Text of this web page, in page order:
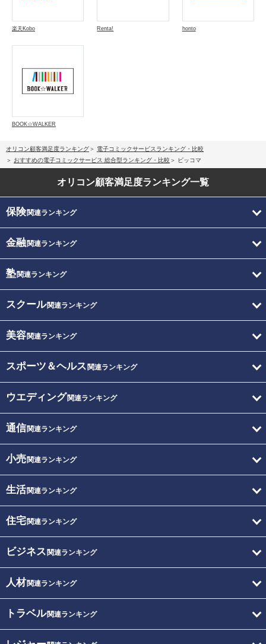
楽天Kobo Renta! honto
BOOK☆WALKER
オリコン顧客満足度ランキング
電子コミックサービスランキング・比較
おすすめの電子コミックサービス 総合型ランキング・比較
ピッコマ
オリコン顧客満足度ランキング一覧
保険関連ランキング
金融関連ランキング
塾関連ランキング
スクール関連ランキング
美容関連ランキング
スポーツ＆ヘルス 関連ランキング
ウエディング関連ランキング
通信関連ランキング
小売関連ランキング
生活関連ランキング
住宅関連ランキング
ビジネス 関連ランキング
人材関連ランキング
トラベル関連ランキング